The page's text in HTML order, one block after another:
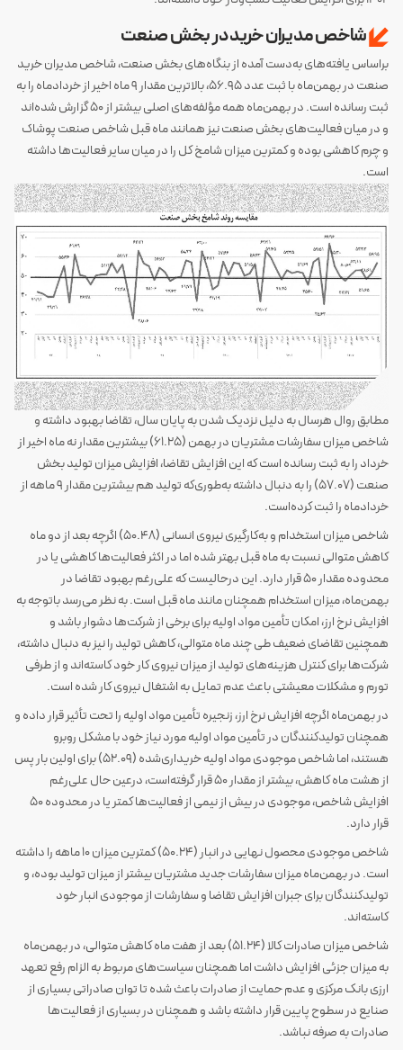
شاخص مدیران خرید در بخش صنعت
براساس یافته‌های به‌دست آمده از بنگاه‌های بخش صنعت، شاخص مدیران خرید
صنعت در بهمن‌ماه با ثبت عدد 56.95، بالاترین مقدار 9 ماه اخیر از خردادماه را به
ثبت رسانده است. در بهمن‌ماه همه مؤلفه‌های اصلی بیشتر از 50 گزارش شده‌اند
و در میان فعالیت‌های بخش صنعت نیز همانند ماه قبل شاخص صنعت پوشاک
و چرم کاهشی بوده و کمترین میزان شامخ کل را در میان سایر فعالیت‌ها داشته
است.
مطابق روال هرسال به دلیل نزدیک شدن به پایان سال، تقاضا بهبود داشته و
شاخص میزان سفارشات مشتریان در بهمن (61.25) بیشترین مقدار نه ماه اخیر از
خرداد را به ثبت رسانده است که این افزایش تقاضا، افزایش میزان تولید بخش
صنعت (57.07) را به دنبال داشته به‌طوری‌که تولید هم بیشترین مقدار 9 ماهه از
خردادماه را ثبت کرده‌است.
شاخص میزان استخدام و به‌کارگیری نیروی انسانی (50.48) اگرچه بعد از دو ماه
کاهش متوالی نسبت به ماه قبل بهتر شده اما در اکثر فعالیت‌ها کاهشی یا در
محدوده مقدار 50 قرار دارد. این درحالیست که علی‌رغم بهبود تقاضا در
بهمن‌ماه، میزان استخدام همچنان مانند ماه قبل است. به نظر می‌رسد باتوجه به
افزایش نرخ ارز، امکان تأمین مواد اولیه برای برخی از شرکت‌ها دشوار باشد و
همچنین تقاضای ضعیف طی چند ماه متوالی، کاهش تولید را نیز به دنبال داشته،
شرکت‌ها برای کنترل هزینه‌های تولید از میزان نیروی کار خود کاسته‌اند و از طرفی
تورم و مشکلات معیشتی باعث عدم تمایل به اشتغال نیروی کار شده است.
در بهمن‌ماه اگرچه افزایش نرخ ارز، زنجیره تأمین مواد اولیه را تحت تأثیر قرار داده و
همچنان تولیدکنندگان در تأمین مواد اولیه مورد نیاز خود با مشکل روبرو
هستند، اما شاخص موجودی مواد اولیه خریداری‌شده (52.09) برای اولین بار پس
از هشت ماه کاهش، بیشتر از مقدار 50 قرار گرفته‌است، درعین حال علی‌رغم
افزایش شاخص، موجودی در بیش از نیمی از فعالیت‌ها کمتر یا در محدوده 50
قرار دارد.
شاخص موجودی محصول نهایی در انبار (50.24) کمترین میزان 10 ماهه را داشته
است. در بهمن‌ماه میزان سفارشات جدید مشتریان بیشتر از میزان تولید بوده، و
تولیدکنندگان برای جبران افزایش تقاضا و سفارشات از موجودی انبار خود
کاسته‌اند.
شاخص میزان صادرات کالا (51.24) بعد از هفت ماه کاهش متوالی، در بهمن‌ماه
به میزان جزئی افزایش داشت اما همچنان سیاست‌های مربوط به الزام رفع تعهد
ارزی بانک مرکزی و عدم حمایت از صادرات باعث شده تا توان صادراتی بسیاری از
صنایع در سطوح پایین قرار داشته باشد و همچنان در بسیاری از فعالیت‌ها
صادرات به صرفه نباشد.